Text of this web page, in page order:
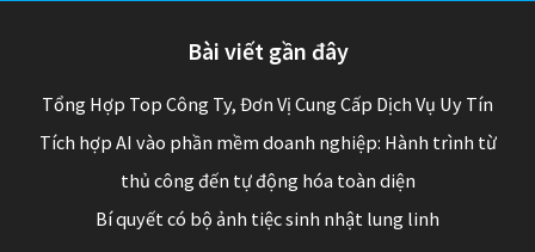
Bài viết gần đây
Tổng Hợp Top Công Ty, Đơn Vị Cung Cấp Dịch Vụ Uy Tín
Tích hợp AI vào phần mềm doanh nghiệp: Hành trình từ
thủ công đến tự động hóa toàn diện
Bí quyết có bộ ảnh tiệc sinh nhật lung linh